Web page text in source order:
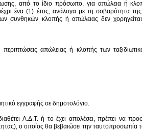
από το ίδιο πρόσωπο, για απώλεια ή
ένα (1) έτος, ανάλογα με τη σοβαρότητα
συνθηκών κλοπής ή απώλειας δεν
απώλειας ή κλοπής των
εγγραφής σε δημοτολόγιο.
Α.Δ.Τ. ή το έχει απολέσει, πρέπει να
ο οποίος θα βεβαιώσει την ταυτοπροσωπία